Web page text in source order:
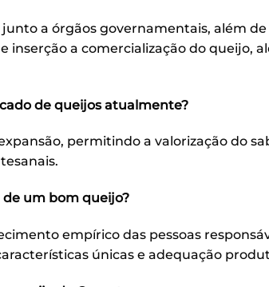
a órgãos governamentais, além de
inserção a comercialização do queijo,
de queijos atualmente?
permitindo a valorização do
um bom queijo?
empírico das pessoas
únicas e adequação